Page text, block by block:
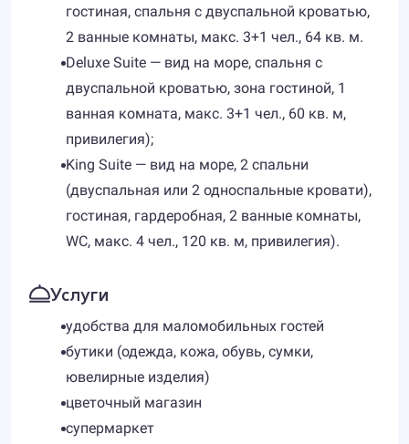
гостиная, спальня с двуспальной кроватью,
2 ванные комнаты, макс. 3+1 чел., 64 кв. м.
Deluxe Suite — вид на море, спальня с
двуспальной кроватью, зона гостиной, 1
ванная комната, макс. 3+1 чел., 60 кв. м,
привилегия);
King Suite — вид на море, 2 спальни
(двуспальная или 2 односпальные кровати),
гостиная, гардеробная, 2 ванные комнаты,
WC, макс. 4 чел., 120 кв. м, привилегия).
Услуги
удобства для маломобильных гостей
​бутики (одежда, кожа, обувь, сумки,
ювелирные изделия)
цветочный магазин
супермаркет